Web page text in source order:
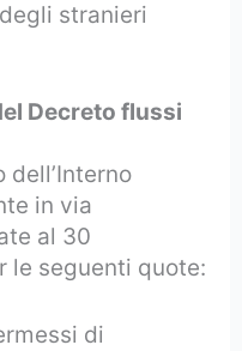
stranieri
Decreto flussi
dell’Interno
in via
al 30
le seguenti quote:
di